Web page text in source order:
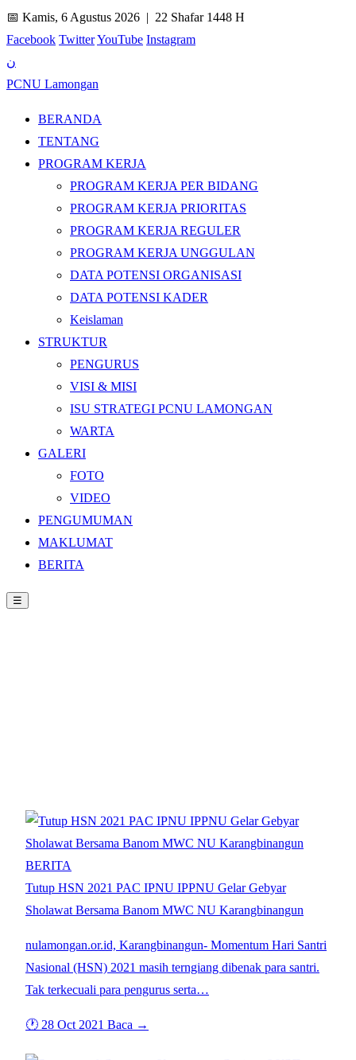
📅 Kamis, 6 Agustus 2026 | 22 Shafar 1448 H
Facebook TwitterYouTube Instagram
ن
PCNU Lamongan
BERANDA
TENTANG
PROGRAM KERJA
PROGRAM KERJA PER BIDANG
PROGRAM KERJA PRIORITAS
PROGRAM KERJA REGULER
PROGRAM KERJA UNGGULAN
DATA POTENSI ORGANISASI
DATA POTENSI KADER
Keislaman
STRUKTUR
PENGURUS
VISI & MISI
ISU STRATEGI PCNU LAMONGAN
WARTA
GALERI
FOTO
VIDEO
PENGUMUMAN
MAKLUMAT
BERITA
☰
BERITA
Tutup HSN 2021 PAC IPNU IPPNU Gelar Gebyar
Sholawat Bersama Banom MWC NU Karangbinangun
nulamongan.or.id, Karangbinangun- Momentum Hari Santri
Nasional (HSN) 2021 masih terngiang dibenak para santri.
Tak terkecuali para pengurus serta…
🕐 28 Oct 2021 Baca →